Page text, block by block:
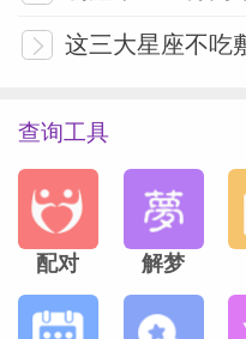
外。
因为我们依赖她而
所有的人诞生到这
伤害，除非有一个
爱我们，要不然存
这三大星座不吃敷
查询工具
配对 解梦